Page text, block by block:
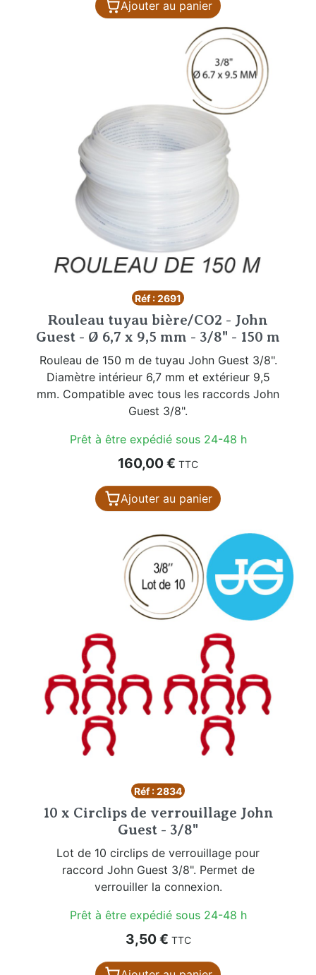
Ajouter au panier
Réf : 2691
Rouleau tuyau bière/CO2 - John
Guest - Ø 6,7 x 9,5 mm - 3/8" - 150 m
Rouleau de 150 m de tuyau John Guest 3/8".
Diamètre intérieur 6,7 mm et extérieur 9,5
mm. Compatible avec tous les raccords John
Guest 3/8".
Prêt à être expédié sous 24-48 h
Prix
160,00 € TTC
Ajouter au panier
Réf : 2834
10 x Circlips de verrouillage John
Guest - 3/8"
Lot de 10 circlips de verrouillage pour
raccord John Guest 3/8". Permet de
verrouiller la connexion.
Prêt à être expédié sous 24-48 h
Prix
3,50 € TTC